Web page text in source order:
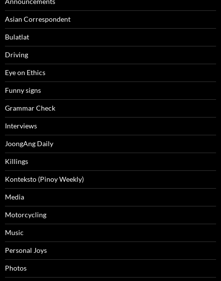
Asian Correspondent
Bulatlat
Driving
Eye on Ethics
Funny signs
Grammar Check
Interviews
JoongAng Daily
Killings
Konteksto (Pinoy Weekly)
Media
Motorcycling
Music
Personal Joys
Photos